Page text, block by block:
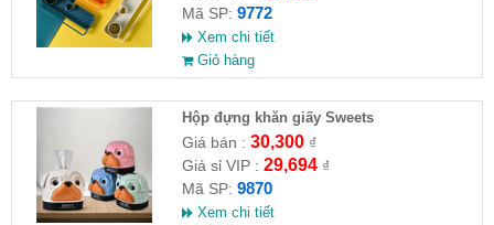
Mã SP: 9772
Xem chi tiết
Giỏ hàng
Hộp đựng khăn giấy Sweets
Giá bán : 30,300₫
Giá sỉ VIP : 29,694₫
Mã SP: 9870
Xem chi tiết